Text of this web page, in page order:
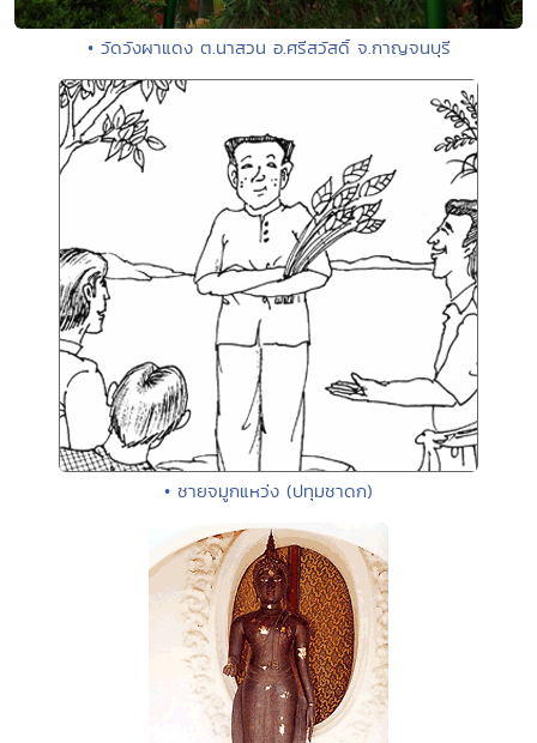
• วัดวังผาแดง ต.นาสวน อ.ศรีสวัสดิ์ จ.กาญจนบุรี
• ชายจมูกแหว่ง (ปทุมชาดก)